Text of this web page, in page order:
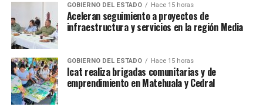
GOBIERNO DEL ESTADO Hace 15 horas
Aceleran seguimiento a proyectos de
infraestructura y servicios en la región Media
GOBIERNO DEL ESTADO Hace 15 horas
Icat realiza brigadas comunitarias y de
emprendimiento en Matehuala y Cedral